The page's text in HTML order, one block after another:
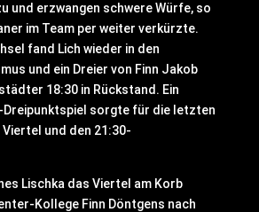
und erzwangen schwere Würfe, so
im Team per weiter verkürzte.
fand Lich wieder in den
und ein Dreier von Finn Jakob
18:30 in Rückstand. Ein
sorgte für die letzten
und den 21:30-
Lischka das Viertel am Korb
Kollege Finn Döntgens nach